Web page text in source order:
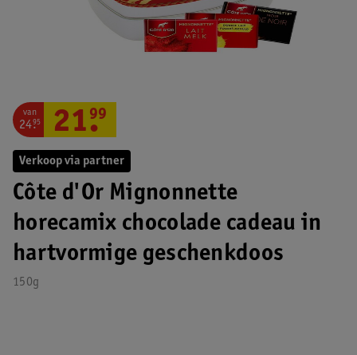
Verkoop via partner
Côte d'Or Mignonnette
horecamix chocolade cadeau in
hartvormige geschenkdoos
150g
van
24.
95 21.
99